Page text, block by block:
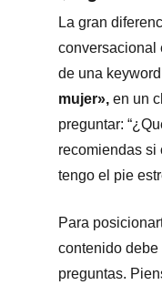
La gran
conversacional
de una
mujer», en un
preguntar:
recomiendas si
tengo el pie
Para
contenido
preguntas.